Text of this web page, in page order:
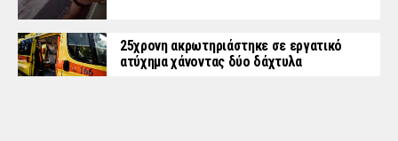
25χρονη ακρωτηριάστηκε σε εργατικό
ατύχημα χάνοντας δύο δάχτυλα